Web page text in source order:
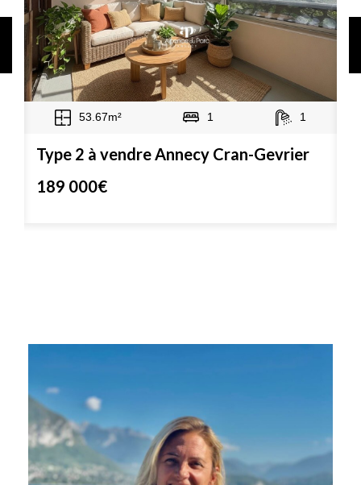
53.67m² 1 1
Type 2 à vendre Annecy Cran-Gevrier
189 000€